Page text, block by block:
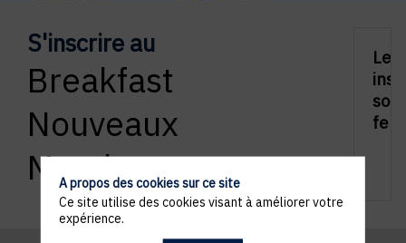
S'inscrire au
Breakfast
Nouveaux
Membres
Les
sont
A propos des cookies sur ce site
Ce site utilise des cookies visant à améliorer votre
expérience.